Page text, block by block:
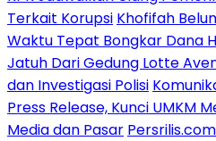
Terkait Korupsi Khofifah
Waktu Tepat Bongkar Dana
Jatuh Dari Gedung Lotte
dan Investigasi Polisi
Press Release, Kunci UMKM
Media dan Pasar